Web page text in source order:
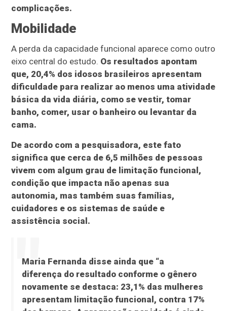
complicações.
Mobilidade
A perda da capacidade funcional aparece como outro
eixo central do estudo. Os resultados apontam
que, 20,4% dos idosos brasileiros apresentam
dificuldade para realizar ao menos uma atividade
básica da vida diária, como se vestir, tomar
banho, comer, usar o banheiro ou levantar da
cama.
De acordo com a pesquisadora, este fato
significa que cerca de 6,5 milhões de pessoas
vivem com algum grau de limitação funcional,
condição que impacta não apenas sua
autonomia, mas também suas famílias,
cuidadores e os sistemas de saúde e
assistência social.
Maria Fernanda disse ainda que “a
diferença do resultado conforme o gênero
novamente se destaca: 23,1% das mulheres
apresentam limitação funcional, contra 17%